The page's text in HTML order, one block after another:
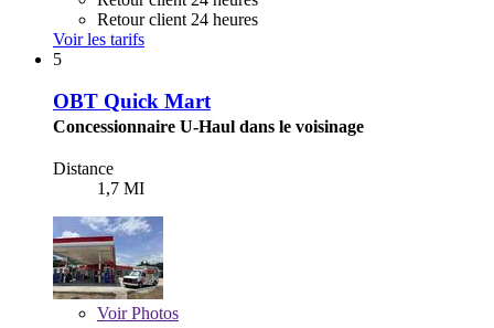
Retour client 24 heures
Voir les tarifs
5
OBT Quick Mart
Concessionnaire U-Haul dans le voisinage
Distance
1,7 MI
VoirPhotos